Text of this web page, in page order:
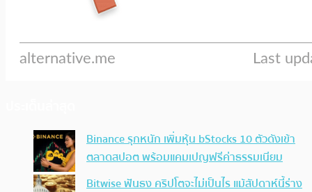
Binance รุกหนัก เพิ่มหุ้น bStocks 10 ตัวดังเข้า
ตลาดสปอต พร้อมแคมเปญฟรีค่าธรรมเนียม
Bitwise ฟันธง คริปโตจะไม่เป็นไร แม้สัปดาห์นี้ร่าง